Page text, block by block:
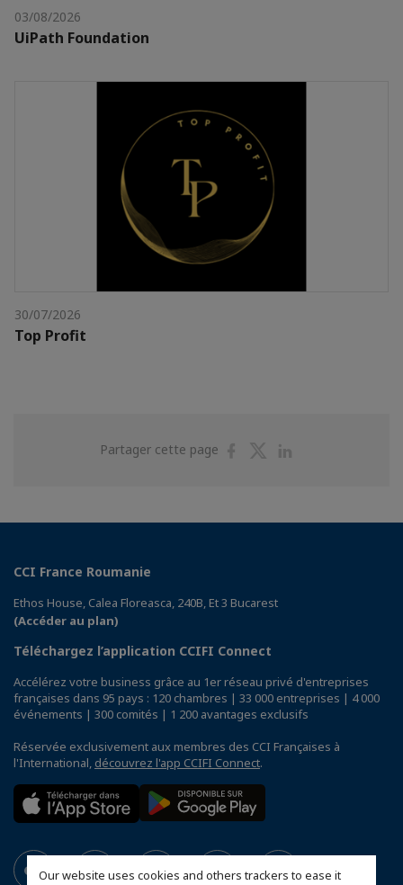
Our website uses cookies and others trackers to ease it
03/08/2026
UiPath Foundation
30/07/2026
Top Profit
Partager cette page
PartagerPartager
CCI France Roumanie
Ethos House, Calea Floreasca, 240B, Et 3 Bucarest
(Accéder au plan)
Téléchargez l’application CCIFI Connect
Accélérez votre business grâce au 1er réseau privé d'entreprises
françaises dans 95 pays : 120 chambres | 33 000 entreprises | 4 000
événements | 300 comités | 1 200 avantages exclusifs
Réservée exclusivement aux membres des CCI Françaises à
l'International, découvrez l'app CCIFI Connect.